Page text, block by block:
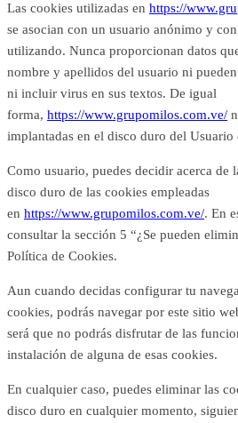
Las cookies utilizadas en https://
se asocian con un usuario anónimo y
utilizando. Nunca proporcionan datos
nombre y apellidos del usuario ni
ni incluir virus en sus textos. De igual
forma, https://www.grupomilos.com.ve/
implantadas en el disco duro del Usuario
Como usuario, puedes decidir acerca de
disco duro de las cookies empleadas
en https://www.grupomilos.com.ve/. En
consultar la sección 5 “¿Se pueden
Política de Cookies.
Aun cuando decidas configurar tu
cookies, podrás navegar por este sitio
será que no podrás disfrutar de las
instalación de alguna de esas cookies.
En cualquier caso, puedes eliminar las
disco duro en cualquier momento,